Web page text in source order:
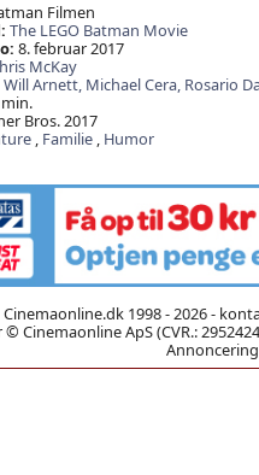
Filmen
The LEGO Batman Movie
8. februar 2017
McKay
Will Arnett, Michael Cera, Rosario
Bros. 2017
, Familie, Humor
1998 - 2026 -
Cinemaonline ApS (CVR.: